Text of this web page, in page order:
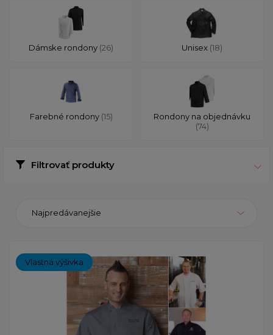
Dámske rondony (26) Unisex (18)
Farebné rondony (15)
Rondony na objednávku
(74)
Filtrovať produkty
Najpredávanejšie
Vlastná výšivka